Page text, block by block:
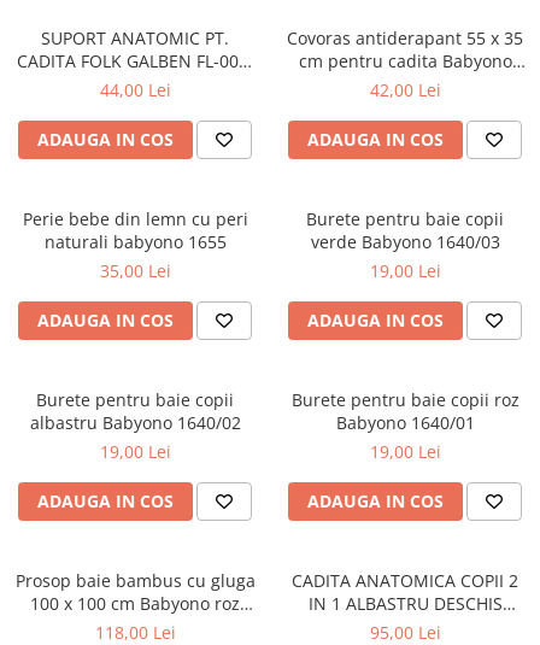
SUPORT ANATOMIC PT.
CADITA FOLK GALBEN FL-003-
113
44,00 Lei
ADAUGA IN COS
Covoras antiderapant 55 x 35
cm pentru cadita Babyono
albastru 1345/01
42,00 Lei
ADAUGA IN COS
Perie bebe din lemn cu peri
naturali babyono 1655
35,00 Lei
ADAUGA IN COS
Burete pentru baie copii
verde Babyono 1640/03
19,00 Lei
ADAUGA IN COS
Burete pentru baie copii
albastru Babyono 1640/02
19,00 Lei
ADAUGA IN COS
Burete pentru baie copii roz
Babyono 1640/01
19,00 Lei
ADAUGA IN COS
Prosop baie bambus cu gluga
100 x 100 cm Babyono roz
1553/01
118,00 Lei
CADITA ANATOMICA COPII 2
IN 1 ALBASTRU DESCHIS
TEGABABY TG-011-101
95,00 Lei